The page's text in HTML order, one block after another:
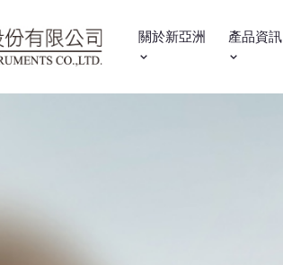
關於新亞洲 產品資訊